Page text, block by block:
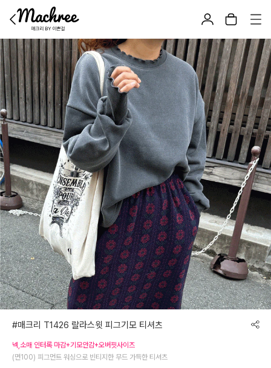
#매크리 T1426 랄라스윗 피그기모 티셔츠
넥,소매 인터록 마감+기모안감+오버핏사이즈
(면100) 피그먼트 워싱으로 빈티지한 무드 가득한 티셔츠